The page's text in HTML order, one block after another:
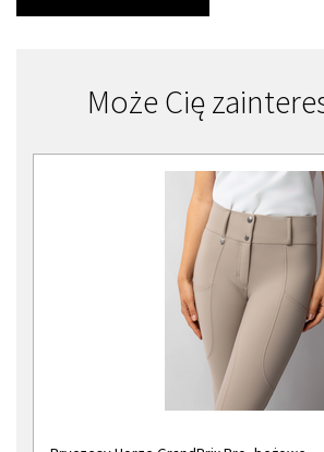
Może Cię